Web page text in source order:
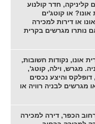
חדר קולנוע
או קוטג'ים
או דירות למכירה
נותרו מגרשים בקרית
אונו, נקודות חשובות,
מגרש, וילה, קוטג',
והיצע נכסים
מגרשים לבניה רוויה או
הכפר, דירה למכירה